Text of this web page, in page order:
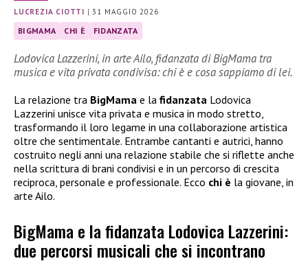
LUCREZIA CIOTTI |31 MAGGIO 2026
BIGMAMA CHI È FIDANZATA
Lodovica Lazzerini, in arte Ailo, fidanzata di BigMama tra
musica e vita privata condivisa: chi è e cosa sappiamo di lei.
La relazione tra BigMama e la fidanzata Lodovica
Lazzerini unisce vita privata e musica in modo stretto,
trasformando il loro legame in una collaborazione artistica
oltre che sentimentale. Entrambe cantanti e autrici, hanno
costruito negli anni una relazione stabile che si riflette anche
nella scrittura di brani condivisi e in un percorso di crescita
reciproca, personale e professionale. Ecco chi è la giovane, in
arte Ailo.
BigMama e la fidanzata Lodovica Lazzerini:
due percorsi musicali che si incontrano